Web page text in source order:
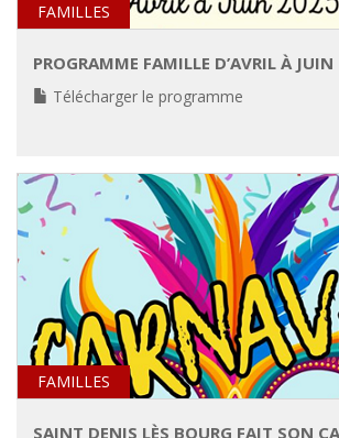
FAMILLES
PROGRAMME FAMILLE D’AVRIL À JUIN
Télécharger le programme
FAMILLES
SAINT DENIS LÈS BOURG FAIT SON